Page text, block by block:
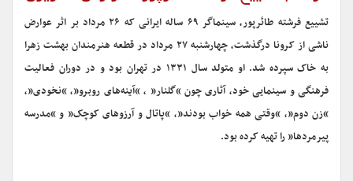
تشییع فرشته طائرپور، سینماگر ۶۹ ساله ایرانی که ۲۶ مرداد بر اثر عوارض
ناشی از کرونا درگذشت، چهارشنبه ۲۷ مرداد در قطعه هنرمندان بهشت زهرا
به خاک سپرده شد. او متولد سال ۱۳۳۱ در تهران بود و در دوران فعالیت
فرهنگی و سینمایی خود، آثاری چون “گلنار” ، “آینه‌های روبرو”، “نخودی”،
“زن دوم”، “وقتی همه خواب بودند”، “پاتال و آرزوهای کوچک” و “مدرسه
پیرمردها” را تهیه کرده بود.